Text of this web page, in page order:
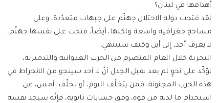
أهدافها في لبنان؟
لقد فتحت دولة الاحتلال جهنّم على جبهات متعدّدة، وعلى
مساحةٍ جغرافية واسعة ولكنها، أيضاً، فتحت على نفسها جهنّم،
لا يعرف أحد، إلى أين وكيف ستنتهي.
التجربة خلال العام المنصرم من الحرب العدوانية والتدميرية،
تؤكّد على نحوٍ لم يعد يقبل الجدل أنّ لا أحد سينجو من الانخراط في
هذه الحرب المجنونة، فمن يتخلّف اليوم، أو تخلّف، أمس، عن
استخدام ما لديه من قوة، وفق حسابات ثانوية، فإنّه سيجد نفسه